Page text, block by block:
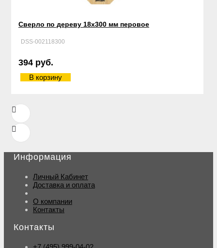
Сверло по дереву 18х300 мм перовое
DSS-002118300
394 руб.
В корзину
Информация
Личный Кабинет
Доставка и оплата
О компании
Контакты
Контакты